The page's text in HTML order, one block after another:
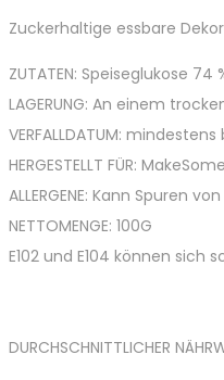
Zuckerhaltige essbare
ZUTATEN: Speiseglukose 74
LAGERUNG: An einem
VERFALLDATUM:
HERGESTELLT FÜR:
ALLERGENE: Kann Spuren
NETTOMENGE: 100G
E102 und E104 können
DURCHSCHNITTLICHER